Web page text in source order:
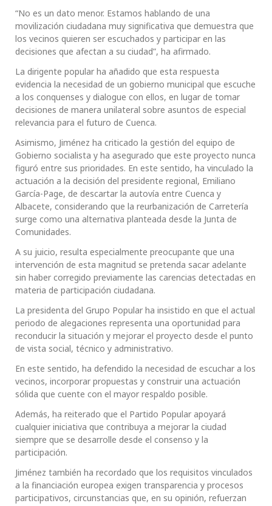
“No es un dato menor. Estamos hablando de una
movilización ciudadana muy significativa que demuestra que
los vecinos quieren ser escuchados y participar en las
decisiones que afectan a su ciudad”, ha afirmado.
La dirigente popular ha añadido que esta respuesta
evidencia la necesidad de un gobierno municipal que escuche
a los conquenses y dialogue con ellos, en lugar de tomar
decisiones de manera unilateral sobre asuntos de especial
relevancia para el futuro de Cuenca.
Asimismo, Jiménez ha criticado la gestión del equipo de
Gobierno socialista y ha asegurado que este proyecto nunca
figuró entre sus prioridades. En este sentido, ha vinculado la
actuación a la decisión del presidente regional, Emiliano
García-Page, de descartar la autovía entre Cuenca y
Albacete, considerando que la reurbanización de Carretería
surge como una alternativa planteada desde la Junta de
Comunidades.
A su juicio, resulta especialmente preocupante que una
intervención de esta magnitud se pretenda sacar adelante
sin haber corregido previamente las carencias detectadas en
materia de participación ciudadana.
La presidenta del Grupo Popular ha insistido en que el actual
periodo de alegaciones representa una oportunidad para
reconducir la situación y mejorar el proyecto desde el punto
de vista social, técnico y administrativo.
En este sentido, ha defendido la necesidad de escuchar a los
vecinos, incorporar propuestas y construir una actuación
sólida que cuente con el mayor respaldo posible.
Además, ha reiterado que el Partido Popular apoyará
cualquier iniciativa que contribuya a mejorar la ciudad
siempre que se desarrolle desde el consenso y la
participación.
Jiménez también ha recordado que los requisitos vinculados
a la financiación europea exigen transparencia y procesos
participativos, circunstancias que, en su opinión, refuerzan